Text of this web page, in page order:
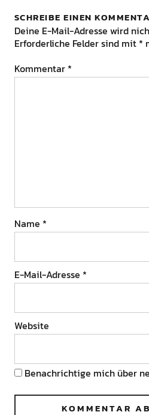
SCHREIBE EINEN
Deine E-Mail-Adresse wird
Erforderliche Felder sind mit *
Kommentar *
Name *
E-Mail-Adresse *
Website
Benachrichtige mich über